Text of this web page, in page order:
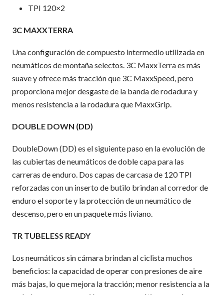
TPI 120×2
3C MAXXTERRA
Una configuración de compuesto intermedio utilizada en
neumáticos de montaña selectos. 3C MaxxTerra es más
suave y ofrece más tracción que 3C MaxxSpeed, pero
proporciona mejor desgaste de la banda de rodadura y
menos resistencia a la rodadura que MaxxGrip.
DOUBLE DOWN (DD)
DoubleDown (DD) es el siguiente paso en la evolución de
las cubiertas de neumáticos de doble capa para las
carreras de enduro. Dos capas de carcasa de 120 TPI
reforzadas con un inserto de butilo brindan al corredor de
enduro el soporte y la protección de un neumático de
descenso, pero en un paquete más liviano.
TR TUBELESS READY
Los neumáticos sin cámara brindan al ciclista muchos
beneficios: la capacidad de operar con presiones de aire
más bajas, lo que mejora la tracción; menor resistencia a la